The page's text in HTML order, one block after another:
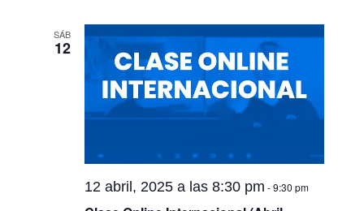
SÁB
12
12 abril, 2025 a las 8:30 pm -9:30 pm